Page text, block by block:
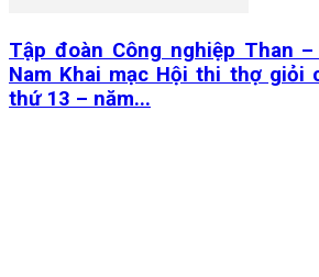
Tập đoàn Công nghiệp Than
Nam Khai mạc Hội thi thợ giỏi
thứ 13 – năm...